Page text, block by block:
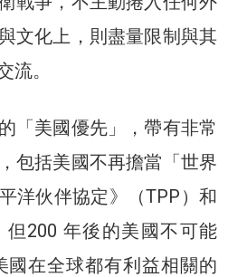
文化上，則盡量限制與其
流。
「美國優先」，帶有非常
包括美國不再擔當「世界
洋伙伴協定》（TPP）和
但200 年後的美國不可能
國在全球都有利益相關的